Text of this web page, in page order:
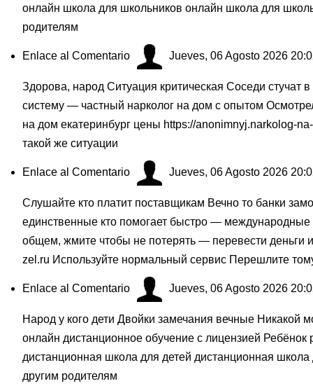
онлайн школа для школьников онлайн школа для
родителям
Enlace al Comentario Jueves, 06 Agosto 2026
Здорова, народ Ситуация критическая Соседи стучат
систему — частный нарколог на дом с опытом
на дом екатеринбург цены https://anonimnyj.narkolog-
такой же ситуации
Enlace al Comentario Jueves, 06 Agosto 2026
Слушайте кто платит поставщикам Вечно то банки
единственные кто помогает быстро —
общем, жмите чтобы не потерять — перевести деньги
zel.ru Используйте нормальный сервис Перешлите
Enlace al Comentario Jueves, 06 Agosto 2026
Народ у кого дети Двойки замечания вечные
онлайн дистанционное обучение с лицензией
дистанционная школа для детей дистанционная
другим родителям